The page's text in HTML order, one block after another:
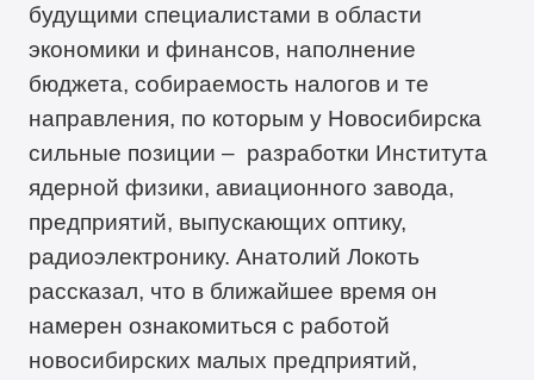
будущими специалистами в области
экономики и финансов, наполнение
бюджета, собираемость налогов и те
направления, по которым у Новосибирска
сильные позиции – разработки Института
ядерной физики, авиационного завода,
предприятий, выпускающих оптику,
радиоэлектронику. Анатолий Локоть
рассказал, что в ближайшее время он
намерен ознакомиться с работой
новосибирских малых предприятий,